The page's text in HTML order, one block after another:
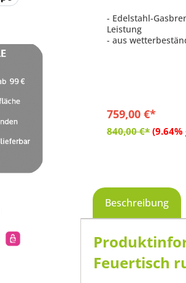
- Edelstahl-
Leistung
- aus
759,00 €*
840,00 €*In den
Beschreibung
Feuertisch